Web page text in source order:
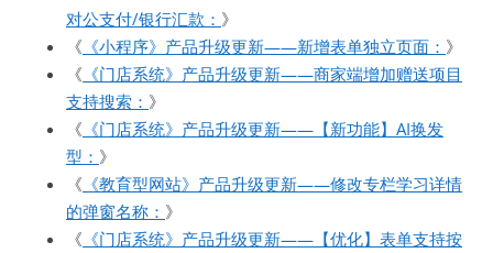
对公支付/银行汇款： 》
《 《小程序》产品升级更新——新增表单独立页面： 》
《 《门店系统》产品升级更新——商家端增加赠送项目
支持搜索： 》
《 《门店系统》产品升级更新——【新功能】AI换发
型： 》
《 《教育型网站》产品升级更新——修改专栏学习详情
的弹窗名称： 》
《 《门店系统》产品升级更新——【优化】表单支持按